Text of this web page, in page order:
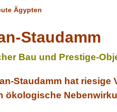
Ägypten
Staudamm
Bau und Prestige-
Staudamm hat riesige
ökologische